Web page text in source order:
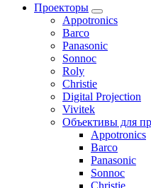
Проекторы
Appotronics
Barco
Panasonic
Sonnoc
Roly
Christie
Digital Projection
Vivitek
Объективы для
Appotronics
Barco
Panasonic
Sonnoc
Сhristie